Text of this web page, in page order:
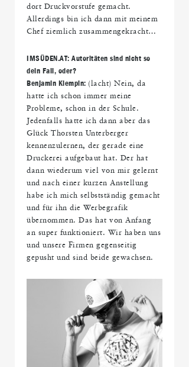
dort Druckvorstufe gemacht.
Allerdings bin ich dann mit meinem
Chef ziemlich zusammengekracht…
IMSÜDEN.AT: Autoritäten sind nicht so
dein Fall, oder?
Benjamin Klempin: (lacht) Nein, da
hatte ich schon immer meine
Probleme, schon in der Schule.
Jedenfalls hatte ich dann aber das
Glück Thorsten Unterberger
kennenzulernen, der gerade eine
Druckerei aufgebaut hat. Der hat
dann wiederum viel von mir gelernt
und nach einer kurzen Anstellung
habe ich mich selbstständig gemacht
und für ihn die Werbegrafik
übernommen. Das hat von Anfang
an super funktioniert. Wir haben uns
und unsere Firmen gegenseitig
gepusht und sind beide gewachsen.